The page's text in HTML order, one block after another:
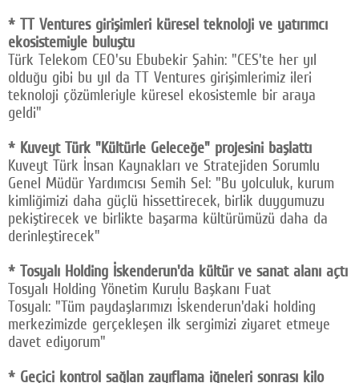
* TT Ventures girişimleri küresel teknoloji ve yatırımcı
ekosistemiyle buluştu
Türk Telekom CEO'su Ebubekir Şahin: "CES'te her yıl
olduğu gibi bu yıl da TT Ventures girişimlerimiz ileri
teknoloji çözümleriyle küresel ekosistemle bir araya
geldi"
* Kuveyt Türk "Kültürle Geleceğe" projesini başlattı
Kuveyt Türk İnsan Kaynakları ve Stratejiden Sorumlu
Genel Müdür Yardımcısı Semih Sel: "Bu yolculuk, kurum
kimliğimizi daha güçlü hissettirecek, birlik duygumuzu
pekiştirecek ve birlikte başarma kültürümüzü daha da
derinleştirecek"
* Tosyalı Holding İskenderun'da kültür ve sanat alanı açtı
Tosyalı Holding Yönetim Kurulu Başkanı Fuat
Tosyalı: "Tüm paydaşlarımızı İskenderun'daki holding
merkezimizde gerçekleşen ilk sergimizi ziyaret etmeye
davet ediyorum"
* Geçici kontrol sağlan zayıflama iğneleri sonrası kilo